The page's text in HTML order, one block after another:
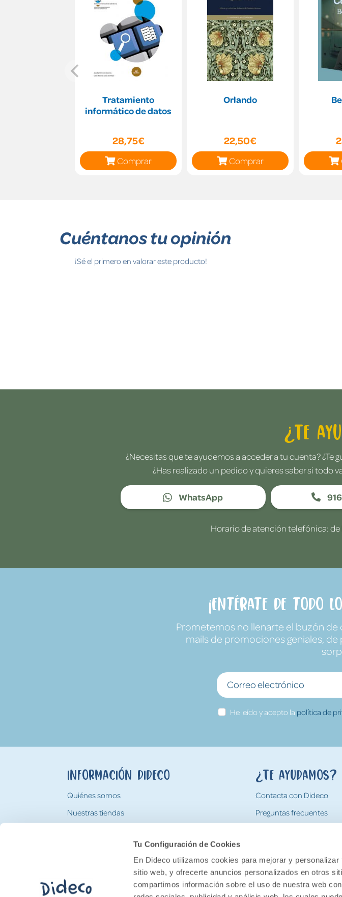
Tu Configuración de Cookies
En Dideco utilizamos cookies para mejorar y
sitio web, y ofrecerte anuncios personalizados en otros
compartimos información sobre el uso de nuestra web
Tratamiento
informático de datos
28,75€
Comprar
Orlando
22,50€
Comprar
Cuéntanos tu opinión
¡Sé el primero en valorar este producto!
¿Te
¿Necesitas que te ayudemos a acceder a tu cuenta?
¿Has realizado un pedido y quieres saber si todo
WhatsApp
Horario de atención telefónica: de
¡Entérate de todo
Prometemos no llenarte el buzón de
mails de promociones geniales,
He leído y acepto la política de
Información Dideco
Quiénes somos
Nuestras tiendas
Tarjeta Regalo Dideco
¿Te ayudamos?
Contacta con Dideco
Preguntas frecuentes
Devoluciones